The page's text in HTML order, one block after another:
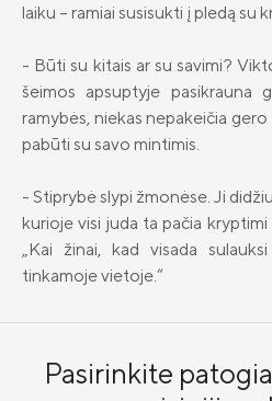
Draudimo
Susisiekite
laiku – ramiai susisukti į pledą su
- Būti su kitais ar su savimi?
šeimos apsuptyje pasikrauna
ramybės, niekas nepakeičia
pabūti su savo mintimis.
- Stiprybė slypi žmonėse. Ji
kurioje visi juda ta pačia kryptimi
„Kai žinai, kad visada
tinkamoje vietoje.“
Pasirinkite